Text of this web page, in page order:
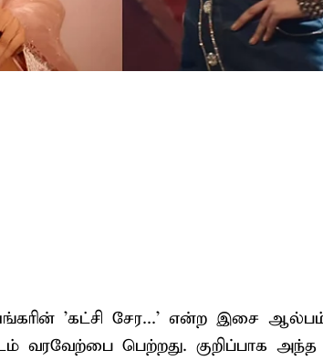
'கட்சி சேர...' என்ற இசை ஆல்பம்
வரவேற்பை பெற்றது. குறிப்பாக